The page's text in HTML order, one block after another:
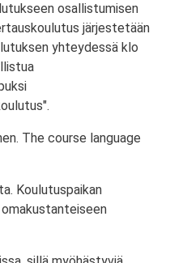
osallistumisen
järjestetään
yhteydessä klo
The course language
Koulutuspaikan